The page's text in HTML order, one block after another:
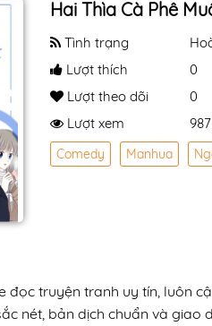
Hai Thìa Cà Phê
Tình trạng
Lượt thích
0
Lượt theo dõi
0
Lượt xem
987
Comedy Manhua
đọc truyện tranh uy tín, luôn
nét, bản dịch chuẩn và